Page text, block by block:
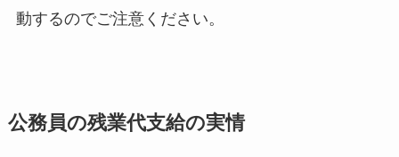
動するのでご注意ください。
公務員の残業代支給の実情